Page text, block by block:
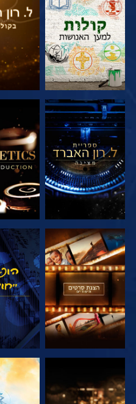
בדוק את הסדרה בדוק
בדוק את הסדרה בדוק
בדוק את הסדרה
בדוק את הסדרה בדוק